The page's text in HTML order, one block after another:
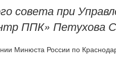
совета при
ППК» Петухова
Минюста России по